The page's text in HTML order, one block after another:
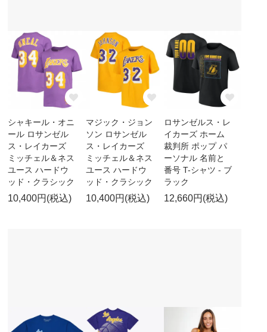
シャキール・オニ
ール ロサンゼル
ス・レイカーズ
ミッチェル＆ネス
ユース ハードウ
ッド・クラシック
10,400円(税込)
マジック・ジョン
ソン ロサンゼル
ス・レイカーズ
ミッチェル＆ネス
ユース ハードウ
ッド・クラシック
10,400円(税込)
ロサンゼルス・レ
イカーズ ホーム
裁判所 ポップ パ
ーソナル 名前と
番号 T-シャツ - ブ
ラック
12,660円(税込)